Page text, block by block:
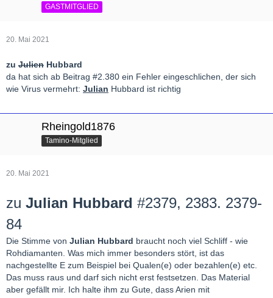
GASTMITGLIED
20. Mai 2021
zu Julien Hubbard
da hat sich ab Beitrag #2.380 ein Fehler eingeschlichen, der sich
wie Virus vermehrt: Julian Hubbard ist richtig
Rheingold1876
Tamino-Mitglied
20. Mai 2021
zu Julian Hubbard #2379, 2383. 2379-
84
Die Stimme von Julian Hubbard braucht noch viel Schliff - wie
Rohdiamanten. Was mich immer besonders stört, ist das
nachgestellte E zum Beispiel bei Qualen(e) oder bezahlen(e) etc.
Das muss raus und darf sich nicht erst festsetzen. Das Material
aber gefällt mir. Ich halte ihm zu Gute, dass Arien mit